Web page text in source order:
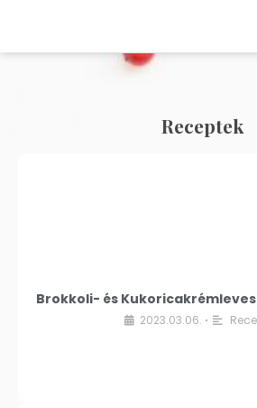
Receptek
Brokkoli- és
2023.03.06. •